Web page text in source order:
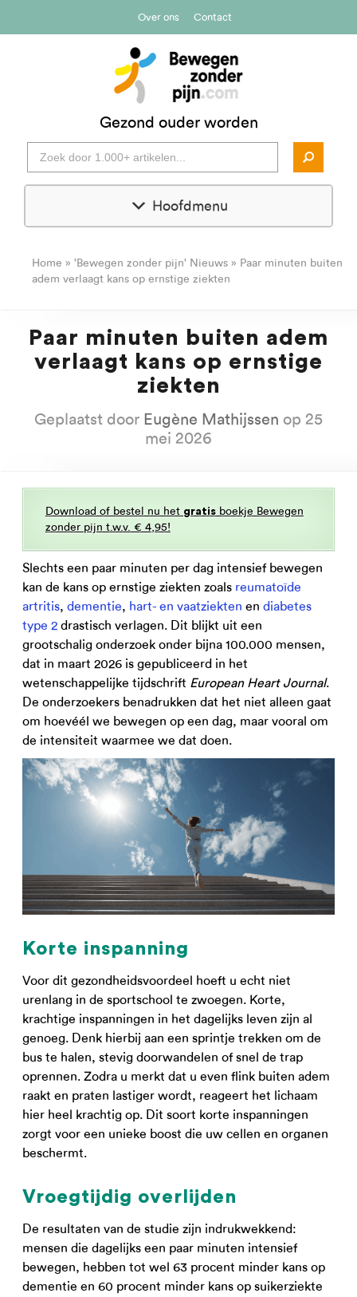
Over ons Contact
Gezond ouder worden
Hoofdmenu
Home » 'Bewegen zonder pijn' Nieuws » Paar minuten buiten
adem verlaagt kans op ernstige ziekten
Paar minuten buiten adem
verlaagt kans op ernstige
ziekten
Geplaatst door Eugène Mathijssen op 25
mei 2026
Download of bestel nu het gratis boekje Bewegen
zonder pijn t.w.v. € 4,95!
Slechts een paar minuten per dag intensief bewegen
kan de kans op ernstige ziekten zoals reumatoïde
artritis, dementie, hart- en vaatziekten en diabetes
type 2 drastisch verlagen. Dit blijkt uit een
grootschalig onderzoek onder bijna 100.000 mensen,
dat in maart 2026 is gepubliceerd in het
wetenschappelijke tijdschrift European Heart Journal.
De onderzoekers benadrukken dat het niet alleen gaat
om hoevéél we bewegen op een dag, maar vooral om
de intensiteit waarmee we dat doen.
Korte inspanning
Voor dit gezondheidsvoordeel hoeft u echt niet
urenlang in de sportschool te zwoegen. Korte,
krachtige inspanningen in het dagelijks leven zijn al
genoeg. Denk hierbij aan een sprintje trekken om de
bus te halen, stevig doorwandelen of snel de trap
oprennen. Zodra u merkt dat u even flink buiten adem
raakt en praten lastiger wordt, reageert het lichaam
hier heel krachtig op. Dit soort korte inspanningen
zorgt voor een unieke boost die uw cellen en organen
beschermt.
Vroegtijdig overlijden
De resultaten van de studie zijn indrukwekkend:
mensen die dagelijks een paar minuten intensief
bewegen, hebben tot wel 63 procent minder kans op
dementie en 60 procent minder kans op suikerziekte